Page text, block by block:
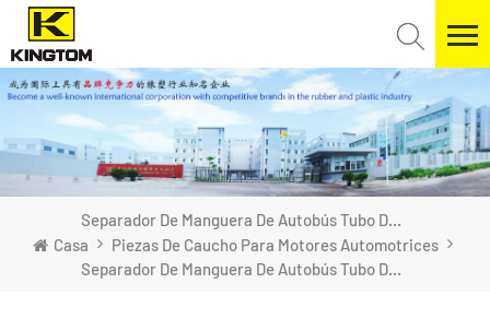
Separador De Manguera De Autobús Tubo De Goma Air Clean
Casa
Piezas De Caucho Para Motores Automotrices
Separador De Manguera De Autobús Tubo De Goma Air Clean